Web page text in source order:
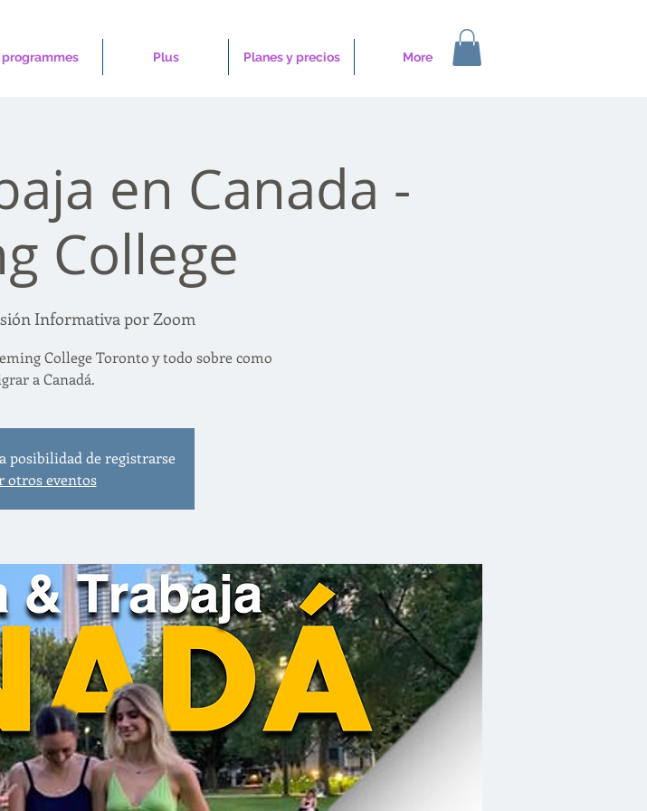
programmes Plus Planes y precios More
en Canada -
College
Informativa por Zoom
College Toronto y todo sobre como
a Canadá.
posibilidad de registrarse
otros eventos